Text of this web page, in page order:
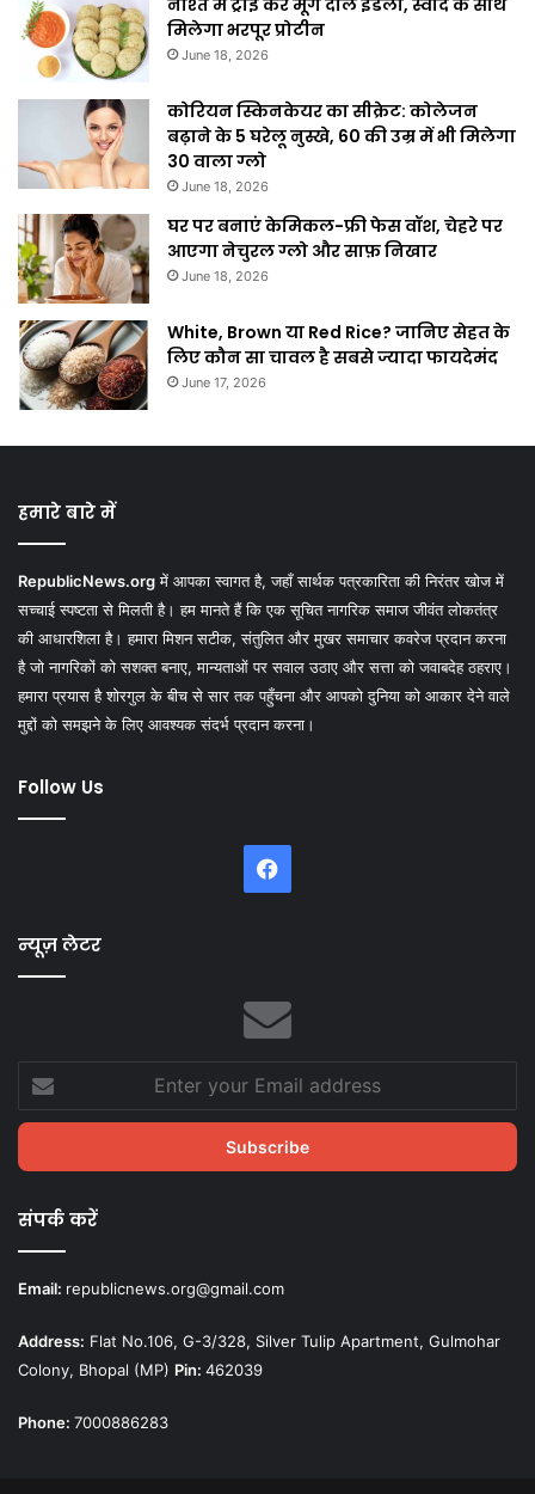
मिलेगा भरपूर प्रोटीन
June 18, 2026
कोरियन स्किनकेयर का सीक्रेट: कोलेजन
बढ़ाने के 5 घरेलू नुस्खे, 60 की उम्र में भी मिलेगा
30 वाला ग्लो
June 18, 2026
घर पर बनाएं केमिकल-फ्री फेस वॉश, चेहरे पर
आएगा नेचुरल ग्लो और साफ़ निखार
June 18, 2026
White, Brown या Red Rice? जानिए सेहत के
लिए कौन सा चावल है सबसे ज्यादा फायदेमंद
June 17, 2026
हमारे बारे में
RepublicNews.orgमें आपका स्वागत है, जहाँ सार्थक पत्रकारिता की निरंतर खोज में
सच्चाई स्पष्टता से मिलती है। हम मानते हैं कि एक सूचित नागरिक समाज जीवंत लोकतंत्र
की आधारशिला है। हमारा मिशन सटीक, संतुलित और मुखर समाचार कवरेज प्रदान करना
है जो नागरिकों को सशक्त बनाए, मान्यताओं पर सवाल उठाए और सत्ता को जवाबदेह ठहराए।
हमारा प्रयास है शोरगुल के बीच से सार तक पहुँचना और आपको दुनिया को आकार देने वाले
मुद्दों को समझने के लिए आवश्यक संदर्भ प्रदान करना।
Follow Us
Facebook
न्यूज़ लेटर
your
Email
संपर्क करें
Email: republicnews.org@gmail.com
Address: Flat No.106, G-3/328, Silver Tulip Apartment, Gulmohar
Colony, Bhopal (MP) Pin: 462039
Phone: 7000886283